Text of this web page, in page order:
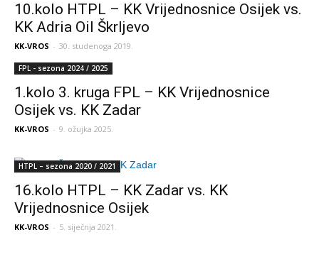
10.kolo HTPL – KK Vrijednosnice Osijek vs.
KK Adria Oil Škrljevo
KK-VROS - 30. studenoga 2019.
FPL - sezona 2024 / 2025
1.kolo 3. kruga FPL – KK Vrijednosnice
Osijek vs. KK Zadar
KK-VROS - 9. ožujka 2025.
HTPL – sezona 2020 / 2021
16.kolo HTPL – KK Zadar vs. KK
Vrijednosnice Osijek
KK-VROS - 5. siječnja 2021.